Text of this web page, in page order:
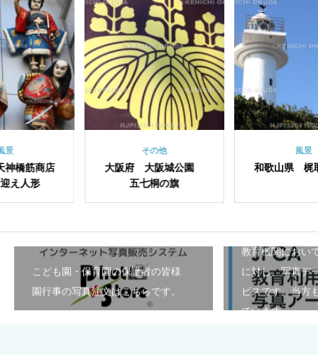
府 大阪城公園
五七桐の旗
和歌山県 梶取埼灯台
和歌山
こども園・保育園の保護者の皆様
園行事の写真注文はこちらです。
教育機関におい
に対し、写真デ
ビスです。当方
ています。